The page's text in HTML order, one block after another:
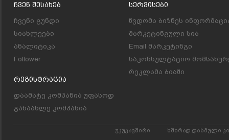
Ჩვენ Შესახებ
ჩვენი გუნდი
სიახლეები
ანალიტიკა
Follower
Რეგისტრაცია
დაამატე კომპანია უფასოდ
განაახლე კომპანია
Სერვისები
წვდომა ბიზნეს
მარკეტინგული სია
Email მარკეტინგი
საკონსულტაციო
რეკლამა ბიაში
უკუკავშირი ხშირად დასმული